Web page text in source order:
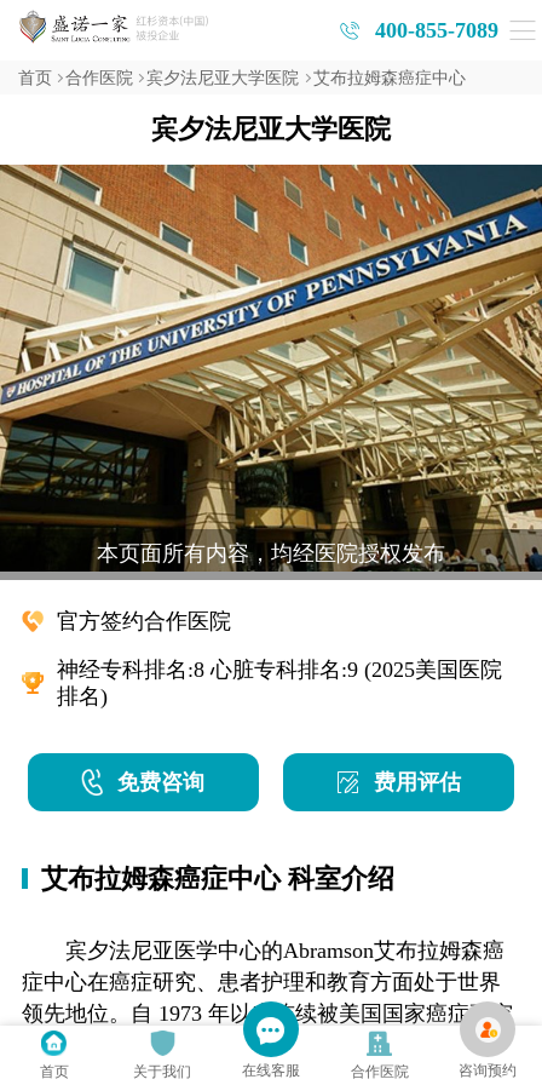
400-855-7089
首页 合作医院 宾夕法尼亚大学医院 艾布拉姆森癌症中心
宾夕法尼亚大学医院
本页面所有内容，均经医院授权发布
官方签约合作医院
神经专科排名:8 心脏专科排名:9 (2025美国医院
排名)
免费咨询 费用评估
艾布拉姆森癌症中心 科室介绍
宾夕法尼亚医学中心的Abramson艾布拉姆森癌
症中心在癌症研究、患者护理和教育方面处于世界
领先地位。自 1973 年以来连续被美国国家癌症研究
所 (NCI) 指定为综合癌症中心，是美国 51 个此类中
心之一。宾夕法尼亚医学中心是首个CAR-T细胞疗
首页 关于我们 在线客服 合作医院 咨询预约